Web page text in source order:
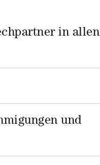
in allen
und